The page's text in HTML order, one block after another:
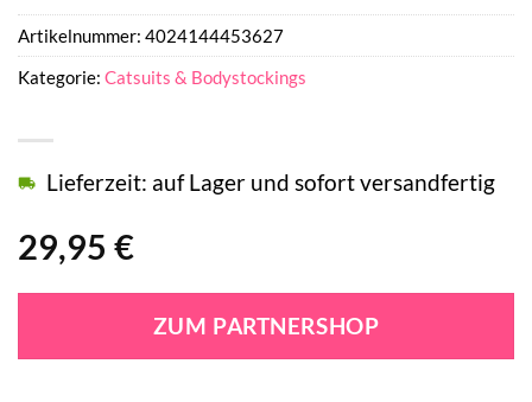
29,95 €
Lieferzeit: auf Lager und sofort versandfertig
ZUM PARTNERSHOP
Artikelnummer: 4024144453627
Kategorie: Catsuits & Bodystockings